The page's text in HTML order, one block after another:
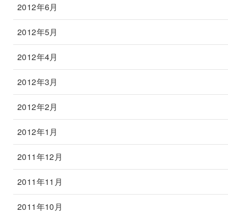
2012年6月
2012年5月
2012年4月
2012年3月
2012年2月
2012年1月
2011年12月
2011年11月
2011年10月